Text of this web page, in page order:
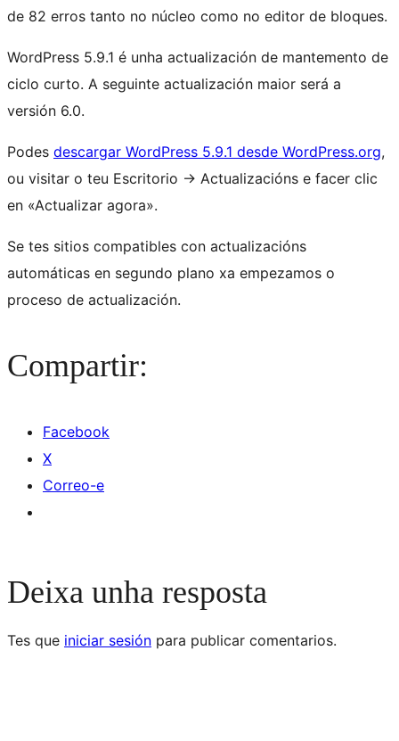
de 82 erros tanto no núcleo como no editor de bloques.
WordPress 5.9.1 é unha actualización de mantemento de
ciclo curto. A seguinte actualización maior será a
versión 6.0.
Podes descargar WordPress 5.9.1 desde WordPress.org,
ou visitar o teu Escritorio → Actualizacións e facer clic
en «Actualizar agora».
Se tes sitios compatibles con actualizacións
automáticas en segundo plano xa empezamos o
proceso de actualización.
Compartir:
Facebook
X
Correo-e
Deixa unha resposta
Tes que iniciar sesión para publicar comentarios.